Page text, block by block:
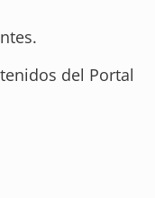
del Portal